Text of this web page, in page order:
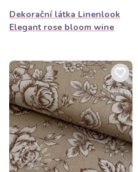
Dekorační látka Linenlook
Elegant rose bloom wine